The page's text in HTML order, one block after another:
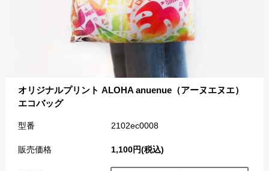
オリジナルプリント ALOHA anuenue（アーヌエヌエ）
エコバッグ
型番 2102ec0008
販売価格 1,100円(税込)